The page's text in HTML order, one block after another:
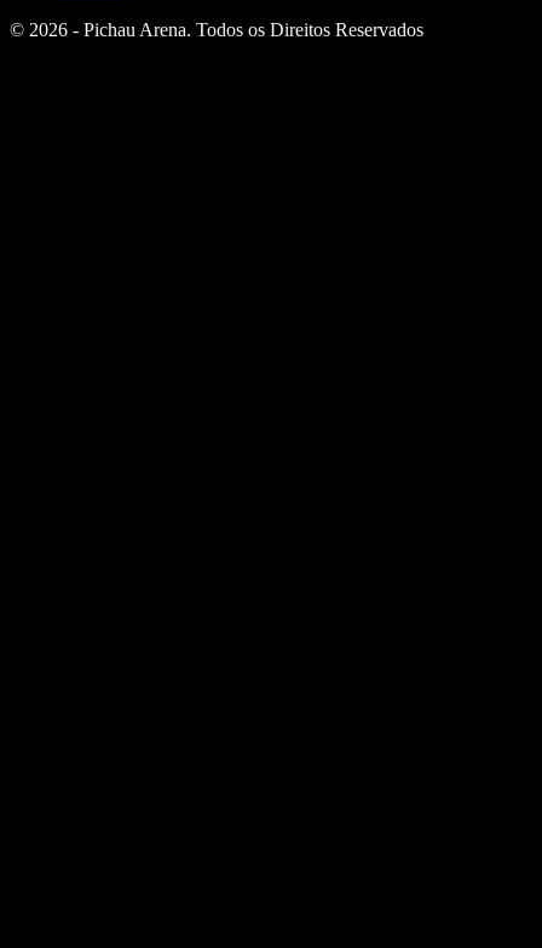
© 2026 - Pichau Arena. Todos os Direitos Reservados